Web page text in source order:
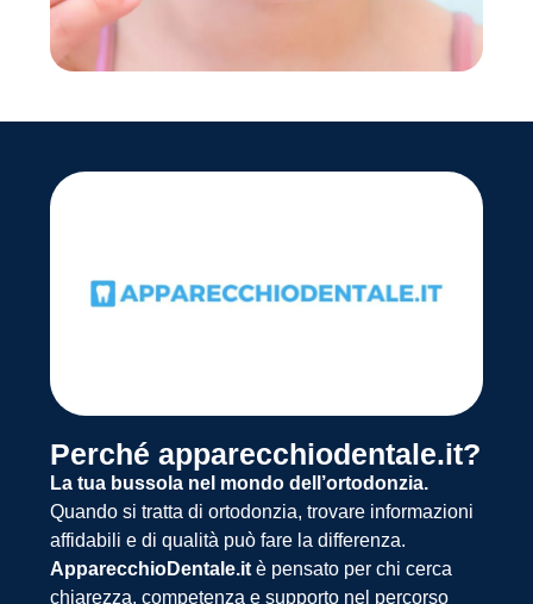
Perché apparecchiodentale.it?
La tua bussola nel mondo dell’ortodonzia.
Quando si tratta di ortodonzia, trovare informazioni
affidabili e di qualità può fare la differenza.
ApparecchioDentale.it è pensato per chi cerca
chiarezza, competenza e supporto nel percorso